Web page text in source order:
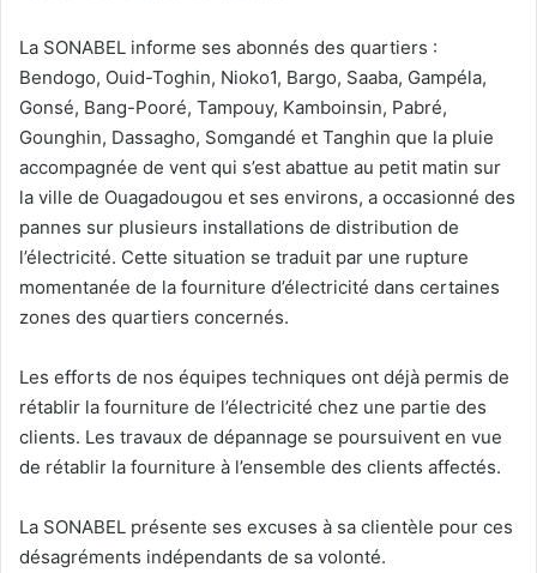
La SONABEL informe ses abonnés des quartiers :
Bendogo, Ouid-Toghin, Nioko1, Bargo, Saaba, Gampéla,
Gonsé, Bang-Pooré, Tampouy, Kamboinsin, Pabré,
Gounghin, Dassagho, Somgandé et Tanghin que la pluie
accompagnée de vent qui s’est abattue au petit matin sur
la ville de Ouagadougou et ses environs, a occasionné des
pannes sur plusieurs installations de distribution de
l’électricité. Cette situation se traduit par une rupture
momentanée de la fourniture d’électricité dans certaines
zones des quartiers concernés.
Les efforts de nos équipes techniques ont déjà permis de
rétablir la fourniture de l’électricité chez une partie des
clients. Les travaux de dépannage se poursuivent en vue
de rétablir la fourniture à l’ensemble des clients affectés.
La SONABEL présente ses excuses à sa clientèle pour ces
désagréments indépendants de sa volonté.